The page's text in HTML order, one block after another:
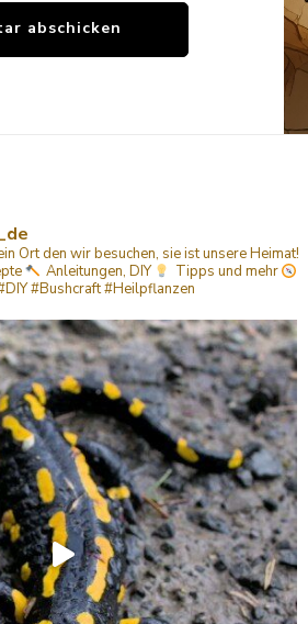
Ort den wir besuchen, sie ist unsere Heimat!
Anleitungen, DIY Tipps und mehr
#Bushcraft #Heilpflanzen